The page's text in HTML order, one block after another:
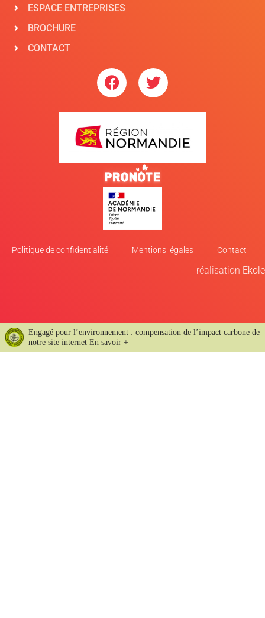
ESPACE ENTREPRISES
BROCHURE
CONTACT
Politique de confidentialité Mentions légales Contact
réalisation Ekole
Engagé pour l’environnement : compensation de l’impact carbone de
notre site internet En savoir +